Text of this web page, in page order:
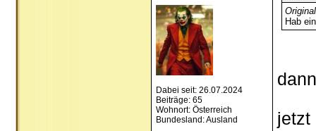
Dabei seit: 26.07.2024
Beiträge: 65
Wohnort: Österreich
Bundesland: Ausland
Hab
jetzt